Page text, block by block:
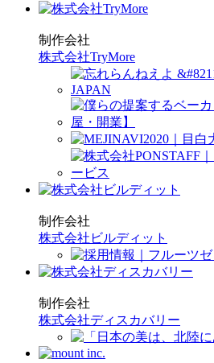
制作会社
株式会社TryMore
制作会社
株式会社ビルディット
制作会社
株式会社ディスカバリー